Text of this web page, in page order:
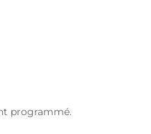
programmé.